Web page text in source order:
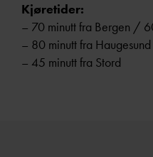
Kjøretider:
– 70 minutt fra Bergen /
– 80 minutt fra Haugesund
– 45 minutt fra Stord